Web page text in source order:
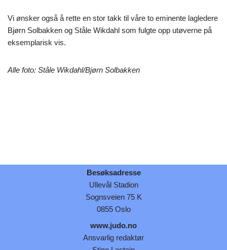
Vi ønsker også å rette en stor takk til våre to eminente lagledere
Bjørn Solbakken og Ståle Wikdahl som fulgte opp utøverne på
eksemplarisk vis.
Alle foto: Ståle Wikdahl/Bjørn Solbakken
Besøksadresse
Ullevål Stadion
Sognsveien 75 K
0855 Oslo
www.judo.no
Ansvarlig redaktør